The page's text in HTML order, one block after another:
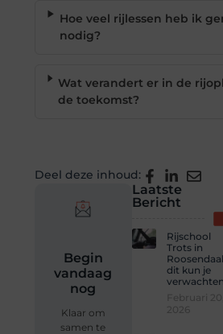
Hoe veel rijlessen heb ik
nodig?
Wat verandert er in de
de toekomst?
Deel deze inhoud:
Laatste
Bericht
Rijschool
Trots in
dit kun je
verwachten
Begin
vandaag
nog
Klaar om
samen te